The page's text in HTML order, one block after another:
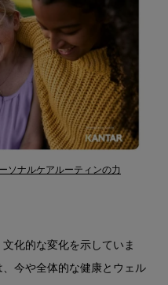
ソナルケアルーティンの力
化的な変化を示していま
今や全体的な健康とウェル